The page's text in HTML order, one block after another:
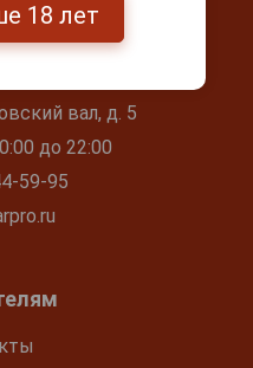
вал, д. 5
до 22:00
59-95
18 лет